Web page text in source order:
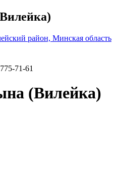
район, Минская область
71-61
(Вилейка)